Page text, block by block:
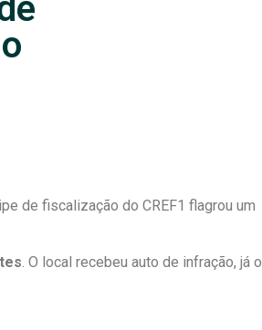
de fiscalização do CREF1 flagrou um
. O local recebeu auto de infração, já o